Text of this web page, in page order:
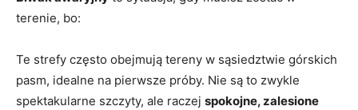
terenie, bo:
Te strefy często obejmują tereny w sąsiedztwie górskich
pasm, idealne na pierwsze próby. Nie są to zwykle
spektakularne szczyty, ale raczej spokojne, zalesione